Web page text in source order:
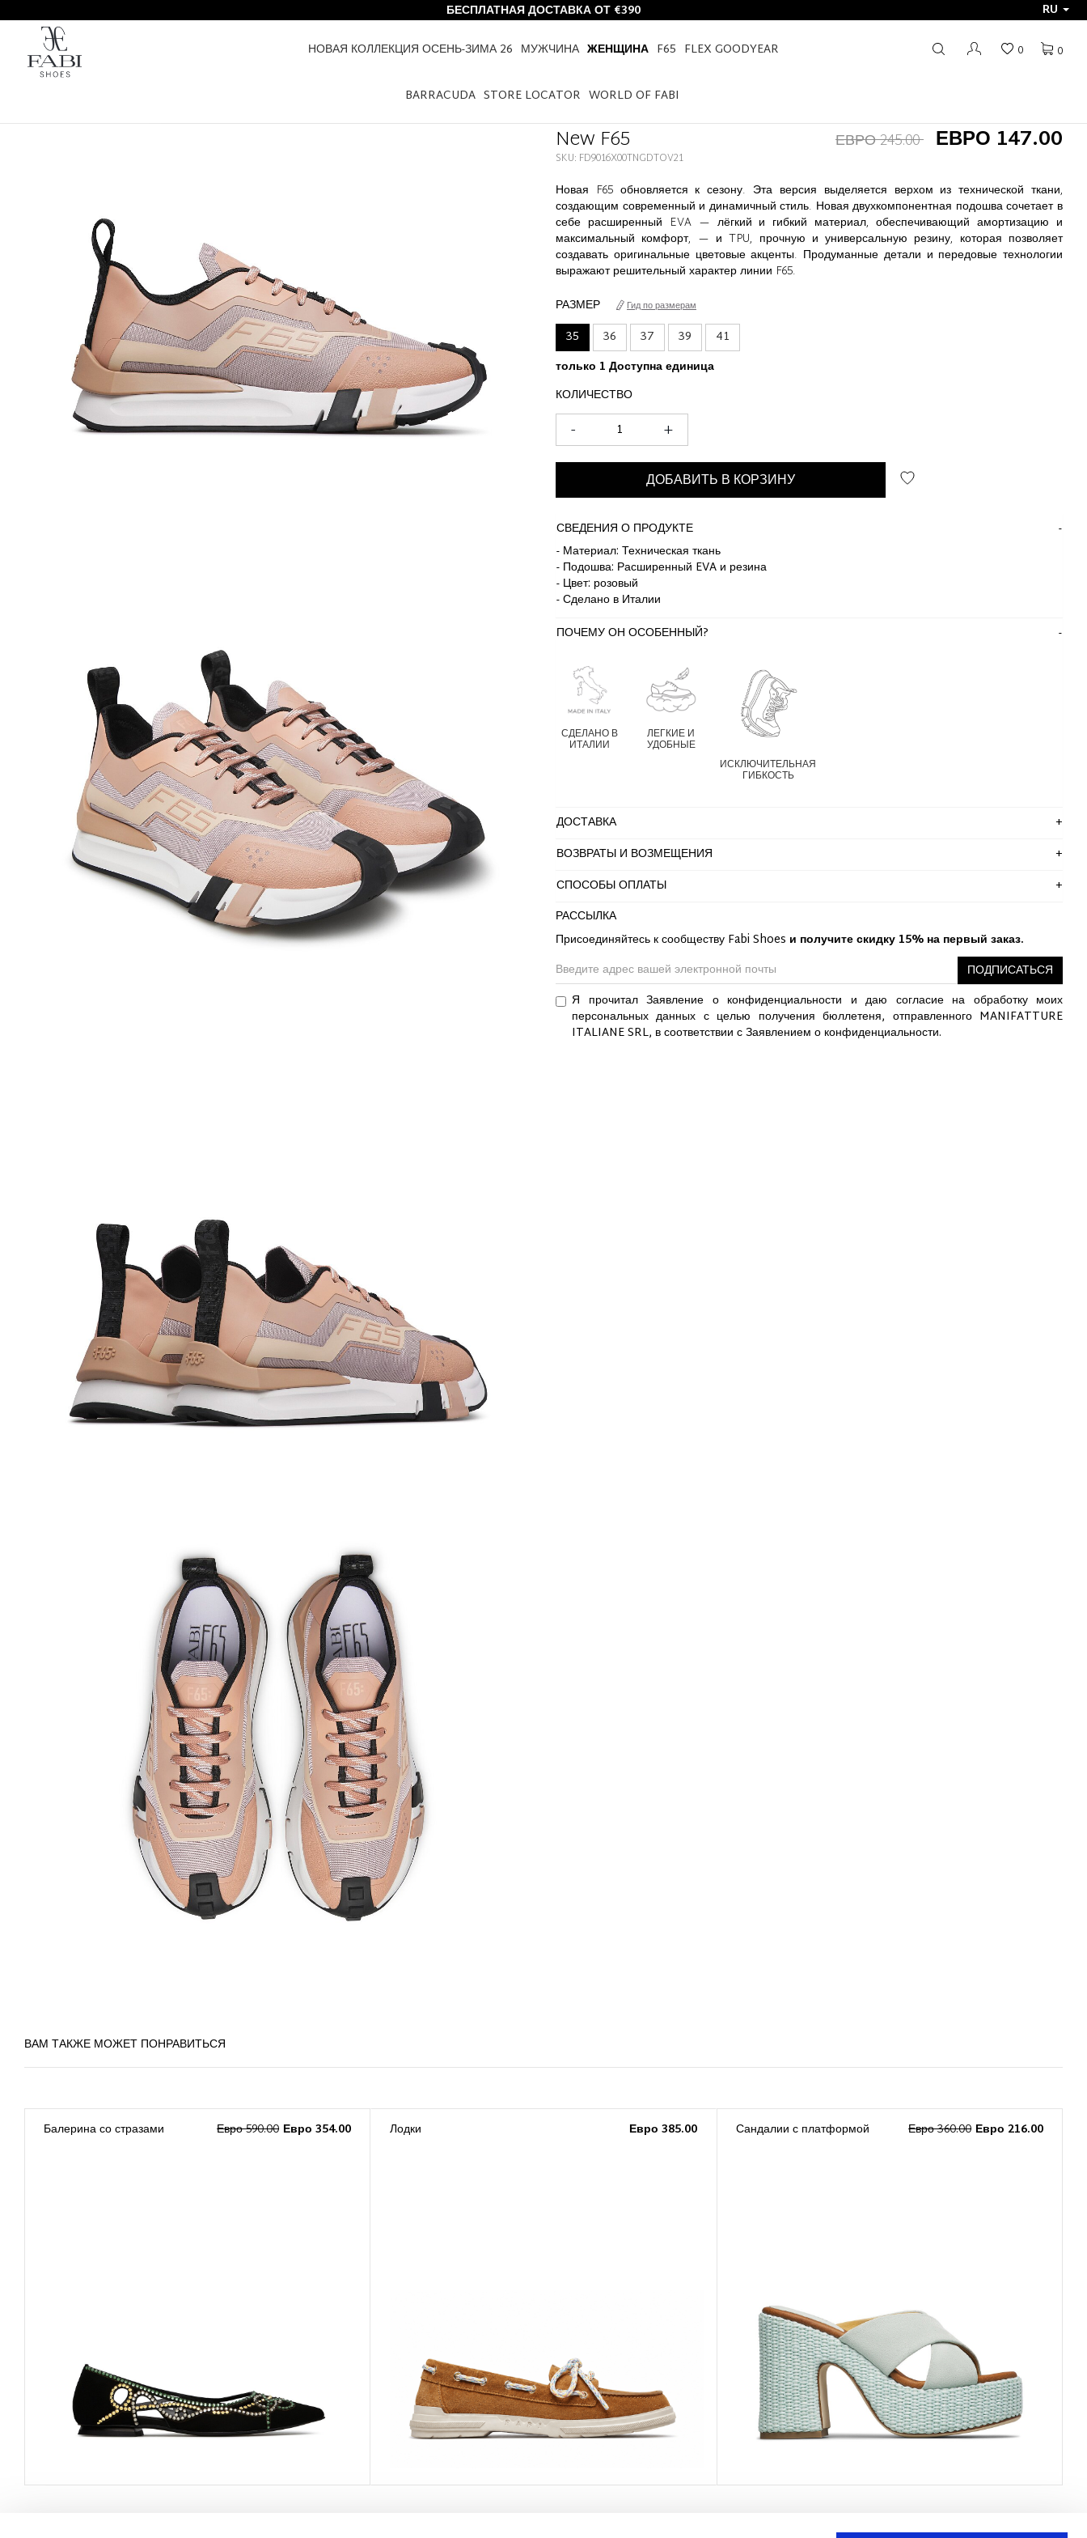
БЕСПЛАТНАЯ ДОСТАВКА ОТ €390
RU
НОВАЯ КОЛЛЕКЦИЯ ОСЕНЬ-ЗИМА 26 МУЖЧИНА ЖЕНЩИНА F65 FLEX GOODYEAR
BARRACUDA STORE LOCATOR WORLD OF FABI
0
0
HOME ЖЕНЩИНА NEW F65
New F65 ЕВРО 245.00 ЕВРО 147.00
SKU: FD9016X00TNGDTOV21
Новая F65 обновляется к сезону. Эта версия выделяется верхом из технической ткани,
создающим современный и динамичный стиль. Новая двухкомпонентная подошва сочетает в
себе расширенный EVA — лёгкий и гибкий материал, обеспечивающий амортизацию и
максимальный комфорт, — и TPU, прочную и универсальную резину, которая позволяет
создавать оригинальные цветовые акценты. Продуманные детали и передовые технологии
выражают решительный характер линии F65.
РАЗМЕР
Гид по размерам
35 36 37 39
41
только 1 Доступна единица
КОЛИЧЕСТВО
+
-
ДОБАВИТЬ В КОРЗИНУ
СВЕДЕНИЯ О ПРОДУКТЕ
- Материал: Техническая ткань
- Подошва: Расширенный EVA и резина
- Цвет: розовый
- Сделано в Италии
ПОЧЕМУ ОН ОСОБЕННЫЙ?
СДЕЛАНО В
ИТАЛИИ
ЛЕГКИЕ И
УДОБНЫЕ
ИСКЛЮЧИТЕЛЬНАЯ
ГИБКОСТЬ
ДОСТАВКА
ВОЗВРАТЫ И ВОЗМЕЩЕНИЯ
СПОСОБЫ ОПЛАТЫ
РАССЫЛКА
Присоединяйтесь к сообществу Fabi Shoes и получите скидку 15% на первый заказ.
ПОДПИСАТЬСЯ
Я прочитал Заявление о конфиденциальности и даю согласие на обработку моих
персональных данных с целью получения бюллетеня, отправленного MANIFATTURE
ITALIANE SRL, в соответствии с Заявлением о конфиденциальности.
ВАМ ТАКЖЕ МОЖЕТ ПОНРАВИТЬСЯ
Балерина со стразами Евро 590.00 Евро 354.00 Лодки Евро 385.00 Сандалии с платформой Евро 360.00 Евро 216.00